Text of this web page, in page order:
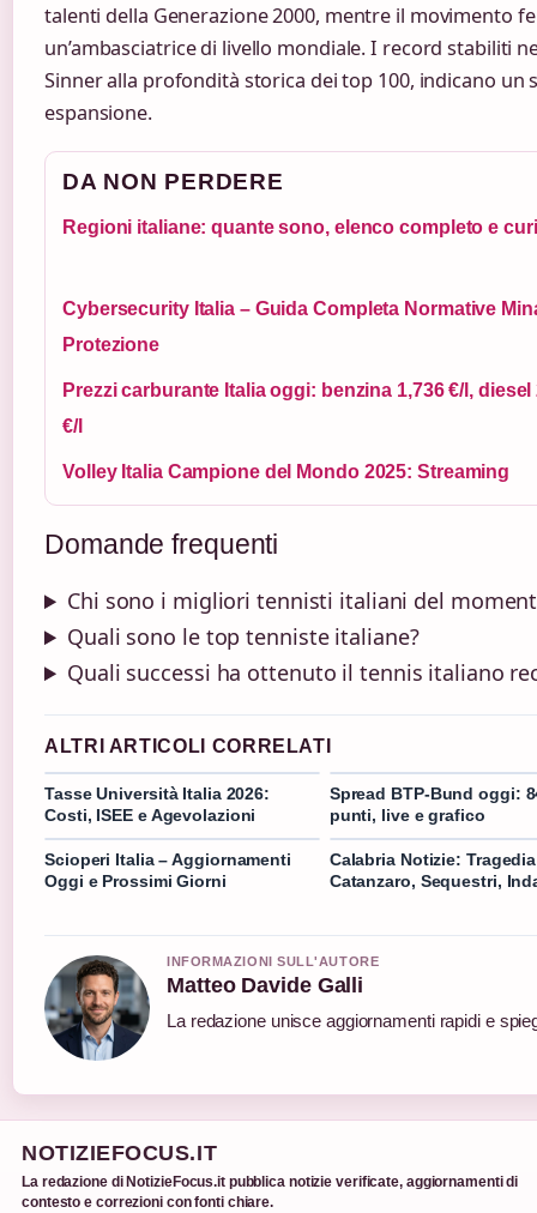
talenti della Generazione 2000, mentre il movimento
un’ambasciatrice di livello mondiale. I record stabiliti
Sinner alla profondità storica dei top 100, indicano
espansione.
DA NON PERDERE
Regioni italiane: quante sono, elenco completo e
Cybersecurity Italia – Guida Completa Normative
Protezione
Prezzi carburante Italia oggi: benzina 1,736 €/l, diesel
€/l
Volley Italia Campione del Mondo 2025: Streaming
Domande frequenti
Chi sono i migliori tennisti italiani del
Quali sono le top tenniste italiane?
Quali successi ha ottenuto il tennis italiano
ALTRI ARTICOLI CORRELATI
Tasse Università Italia 2026:
Costi, ISEE e Agevolazioni
Spread BTP-Bund oggi:
punti, live e grafico
Scioperi Italia – Aggiornamenti
Oggi e Prossimi Giorni
Calabria Notizie: Tragedia
Catanzaro, Sequestri,
INFORMAZIONI SULL'AUTORE
Matteo Davide Galli
La redazione unisce aggiornamenti rapidi e
NOTIZIEFOCUS.IT
La redazione di NotizieFocus.it pubblica notizie verificate, aggiornamenti di
contesto e correzioni con fonti chiare.